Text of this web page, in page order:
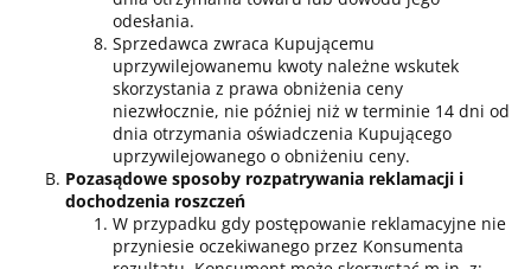
odesłania.
Sprzedawca zwraca Kupującemu
uprzywilejowanemu kwoty należne wskutek
skorzystania z prawa obniżenia ceny
niezwłocznie, nie później niż w terminie 14 dni od
dnia otrzymania oświadczenia Kupującego
uprzywilejowanego o obniżeniu ceny.
Pozasądowe sposoby rozpatrywania reklamacji i
dochodzenia roszczeń
W przypadku gdy postępowanie reklamacyjne nie
przyniesie oczekiwanego przez Konsumenta